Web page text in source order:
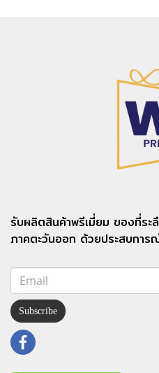
รับผลิตสินค้าพรีเมี่ยม ของที่ร
ภาคตะวันออก ด้วยประสบการ
Subscribe